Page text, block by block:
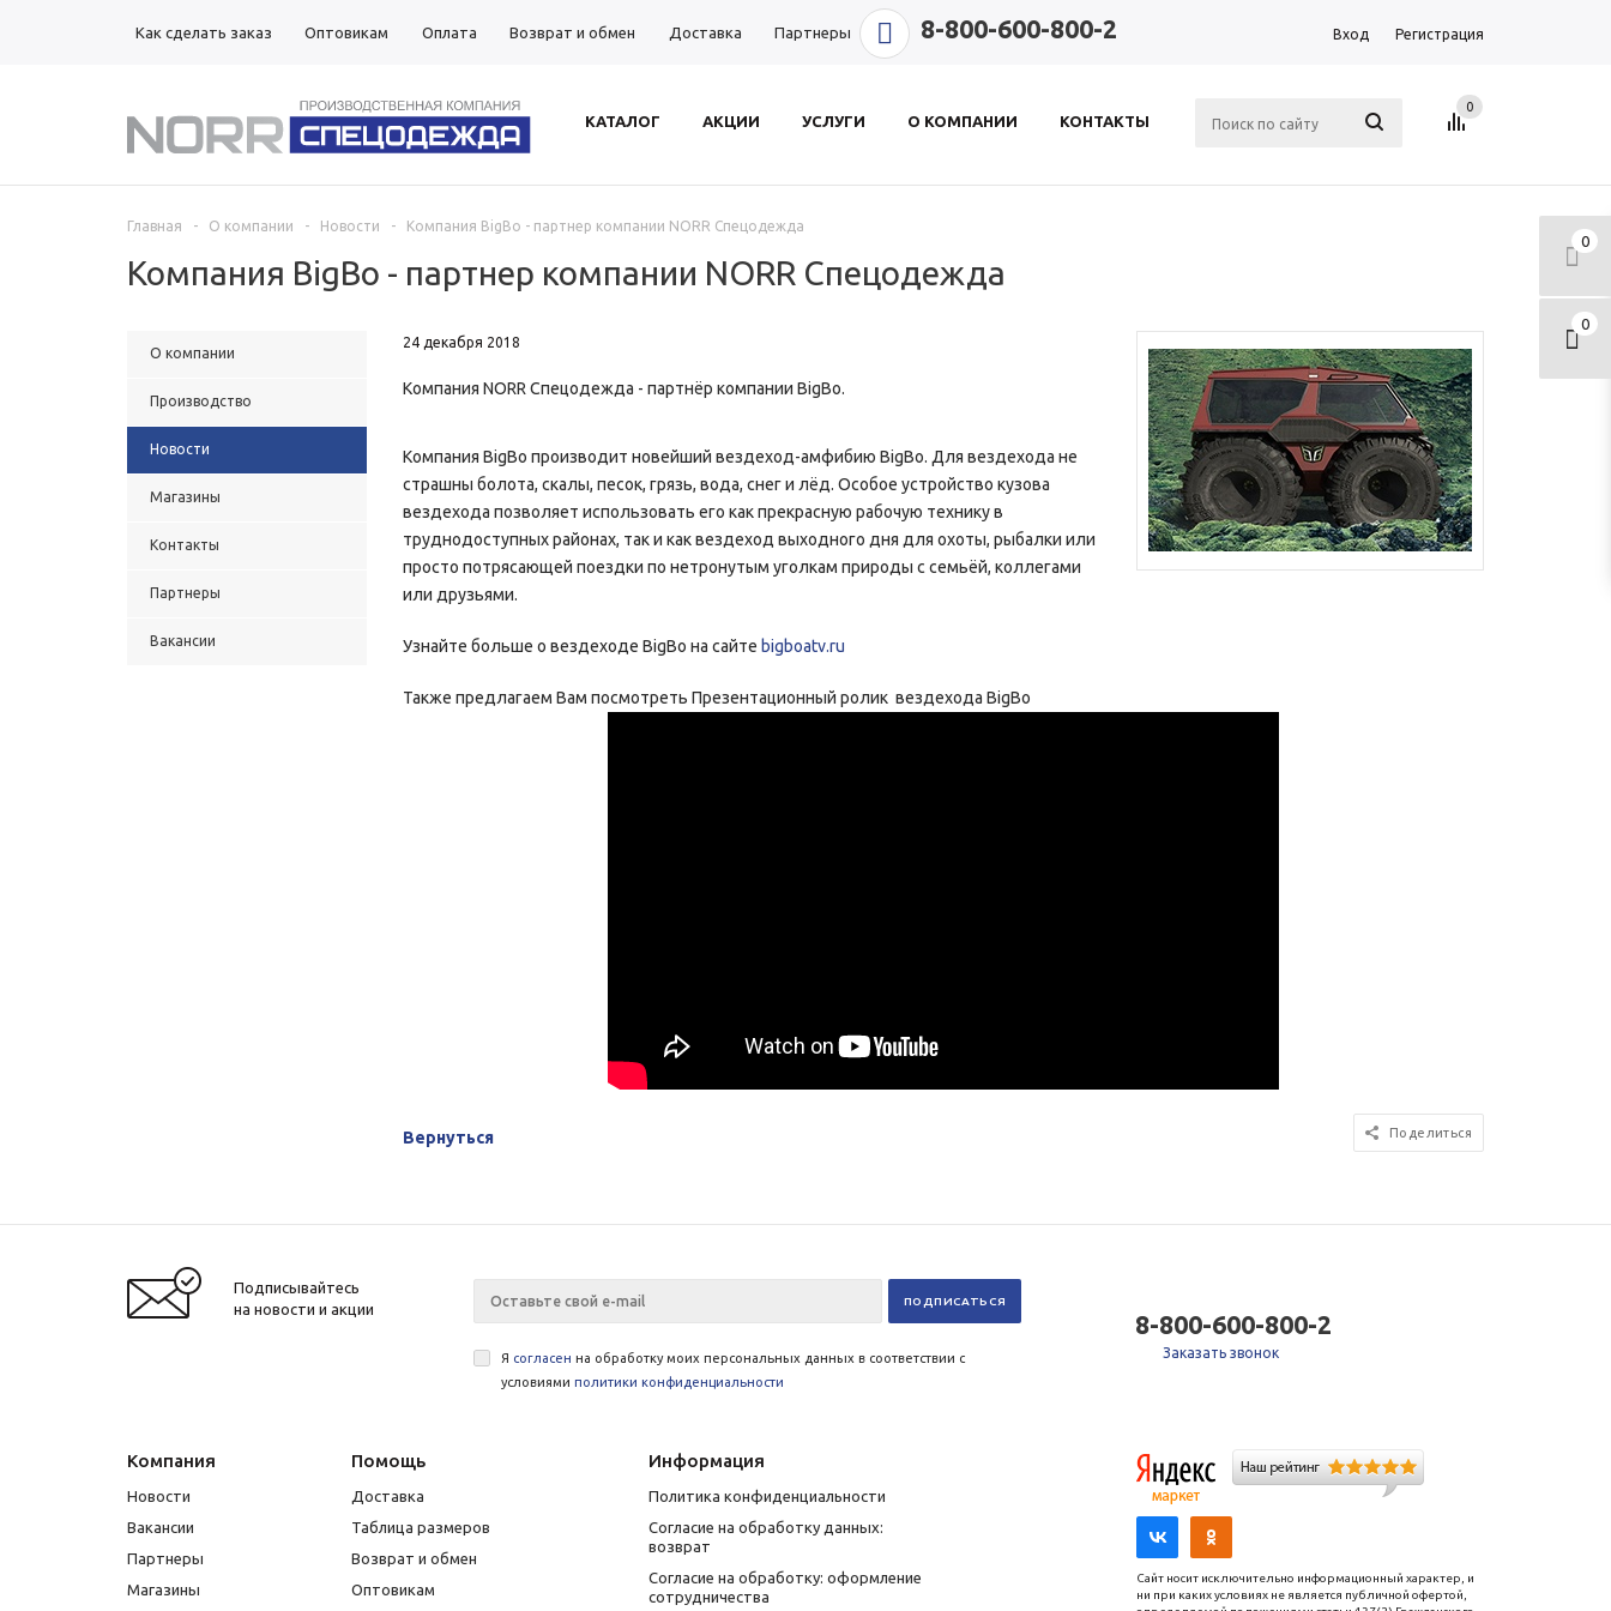
Как сделать заказ Оптовикам Оплата Возврат и обмен Доставка Партнеры 8-800-600-800-2 Вход Регистрация
КАТАЛОГ АКЦИИ УСЛУГИ О КОМПАНИИ КОНТАКТЫ
0
0
0
Главная - О компании - Новости - Компания BigBo - партнер компании NORR Спецодежда
Компания BigBo - партнер компании NORR Спецодежда
О компании
Производство
Новости
Магазины
Контакты
Партнеры
Вакансии
24 декабря 2018
Компания NORR Спецодежда - партнёр компании BigBo.
Компания BigBo производит новейший вездеход-амфибию BigBo. Для вездехода не
страшны болота, скалы, песок, грязь, вода, снег и лёд. Особое устройство кузова
вездехода позволяет использовать его как прекрасную рабочую технику в
труднодоступных районах, так и как вездеход выходного дня для охоты, рыбалки или
просто потрясающей поездки по нетронутым уголкам природы с семьёй, коллегами
или друзьями.
Узнайте больше о вездеходе BigBo на сайте bigboatv.ru
Также предлагаем Вам посмотреть Презентационный ролик вездехода BigBo
Вернуться Поделиться
Подписывайтесь
на новости и акции
Я согласен на обработку моих персональных данных в соответствии с
условиями политики конфиденциальности
8-800-600-800-2
Заказать звонок
Компания Помощь Информация
Новости
Вакансии
Партнеры
Магазины
Доставка
Таблица размеров
Возврат и обмен
Оптовикам
Политика конфиденциальности
Согласие на обработку данных:
возврат
Согласие на обработку: оформление
сотрудничества
Сайт носит исключительно информационный характер, и
ни при каких условиях не является публичной офертой,